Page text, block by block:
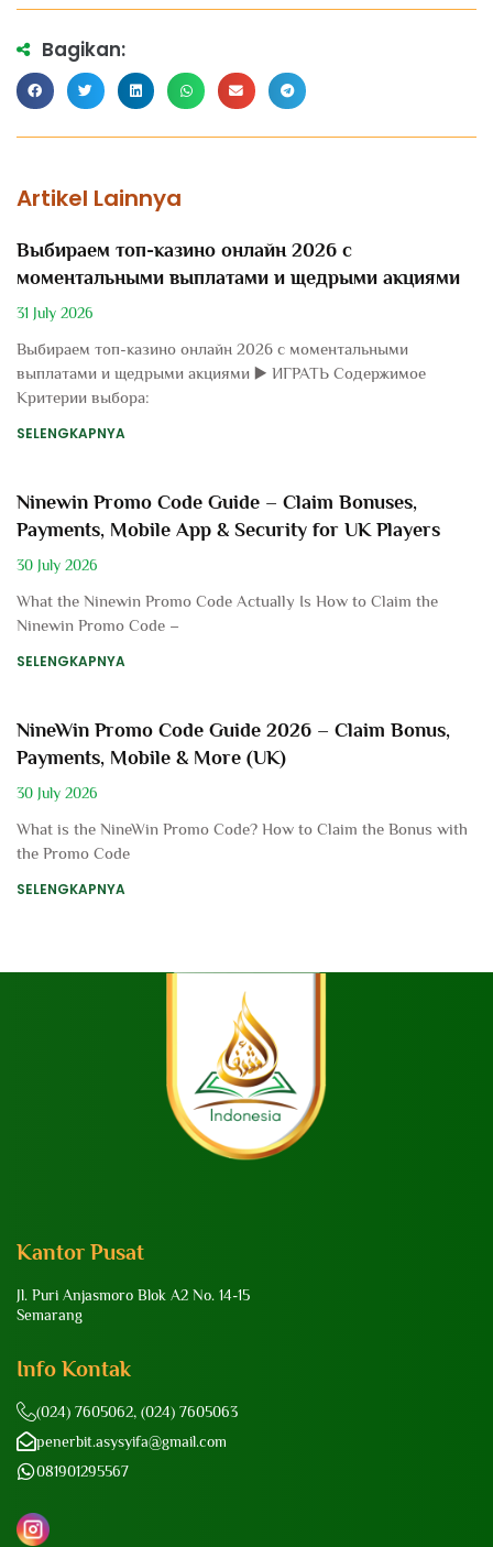
Bagikan:
Artikel Lainnya
Выбираем топ-казино онлайн 2026 с
моментальными выплатами и щедрыми акциями
31 July 2026
Выбираем топ-казино онлайн 2026 с моментальными
выплатами и щедрыми акциями ▶️ ИГРАТЬ Содержимое
Критерии выбора:
SELENGKAPNYA
Ninewin Promo Code Guide – Claim Bonuses,
Payments, Mobile App & Security for UK Players
30 July 2026
What the Ninewin Promo Code Actually Is How to Claim the
Ninewin Promo Code –
SELENGKAPNYA
NineWin Promo Code Guide 2026 – Claim Bonus,
Payments, Mobile & More (UK)
30 July 2026
What is the NineWin Promo Code? How to Claim the Bonus with
the Promo Code
SELENGKAPNYA
Kantor Pusat
Jl. Puri Anjasmoro Blok A2 No. 14-15
Semarang
Info Kontak
(024) 7605062, (024) 7605063
penerbit.asysyifa@gmail.com
081901295567